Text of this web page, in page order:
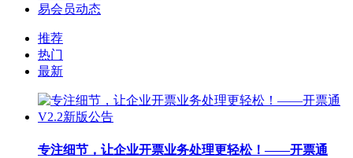
易会员动态
推荐
热门
最新
专注细节，让企业开票业务处理更轻松！——开票通